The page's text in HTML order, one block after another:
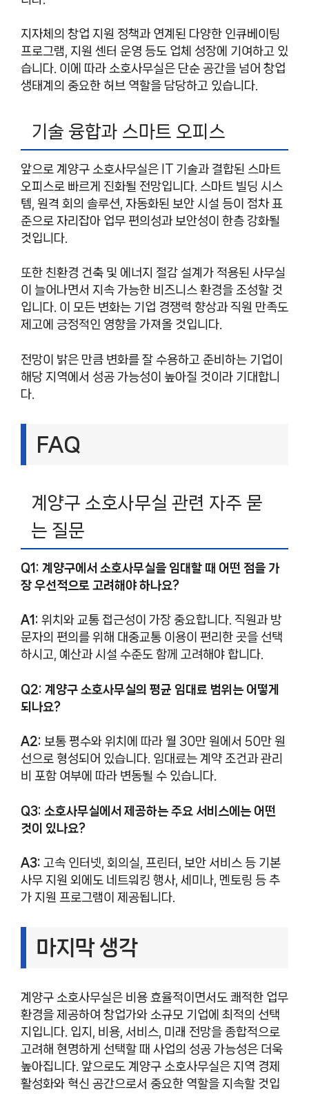
지자체의 창업 지원 정책과 연계된 다양한 인큐베이팅
프로그램, 지원 센터 운영 등도 업체 성장에 기여하고 있
습니다. 이에 따라 소호사무실은 단순 공간을 넘어 창업
생태계의 중요한 허브 역할을 담당하고 있습니다.
기술 융합과 스마트 오피스
앞으로 계양구 소호사무실은 IT 기술과 결합된 스마트
오피스로 빠르게 진화될 전망입니다. 스마트 빌딩 시스
템, 원격 회의 솔루션, 자동화된 보안 시설 등이 점차 표
준으로 자리잡아 업무 편의성과 보안성이 한층 강화될
것입니다.
또한 친환경 건축 및 에너지 절감 설계가 적용된 사무실
이 늘어나면서 지속 가능한 비즈니스 환경을 조성할 것
입니다. 이 모든 변화는 기업 경쟁력 향상과 직원 만족도
제고에 긍정적인 영향을 가져올 것입니다.
전망이 밝은 만큼 변화를 잘 수용하고 준비하는 기업이
해당 지역에서 성공 가능성이 높아질 것이라 기대합니
다.
FAQ
계양구 소호사무실 관련 자주 묻
는 질문
Q1: 계양구에서 소호사무실을 임대할 때 어떤 점을 가
장 우선적으로 고려해야 하나요?
A1: 위치와 교통 접근성이 가장 중요합니다. 직원과 방
문자의 편의를 위해 대중교통 이용이 편리한 곳을 선택
하시고, 예산과 시설 수준도 함께 고려해야 합니다.
Q2: 계양구 소호사무실의 평균 임대료 범위는 어떻게
되나요?
A2: 보통 평수와 위치에 따라 월 30만 원에서 50만 원
선으로 형성되어 있습니다. 임대료는 계약 조건과 관리
비 포함 여부에 따라 변동될 수 있습니다.
Q3: 소호사무실에서 제공하는 주요 서비스에는 어떤
것이 있나요?
A3: 고속 인터넷, 회의실, 프린터, 보안 서비스 등 기본
사무 지원 외에도 네트워킹 행사, 세미나, 멘토링 등 추
가 지원 프로그램이 제공됩니다.
마지막 생각
계양구 소호사무실은 비용 효율적이면서도 쾌적한 업무
환경을 제공하여 창업가와 소규모 기업에 최적의 선택
지입니다. 입지, 비용, 서비스, 미래 전망을 종합적으로
고려해 현명하게 선택할 때 사업의 성공 가능성은 더욱
높아집니다. 앞으로도 계양구 소호사무실은 지역 경제
활성화와 혁신 공간으로서 중요한 역할을 지속할 것입